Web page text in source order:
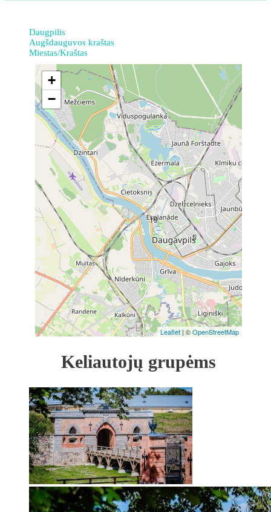
Daugpilis
Augšdauguvos kraštas
Miestas/Kraštas
5
19
+
−
Leaflet| ©OpenStreetMap
Keliautojų grupėms